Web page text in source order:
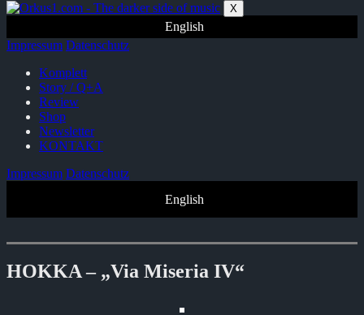
Zum
springen
X
English
Impressum Datenschutz
Komplett
Story / Q+A
Review
Shop
Newsletter
KONTAKT
Impressum Datenschutz
English
HOKKA – „Via Miseria IV“